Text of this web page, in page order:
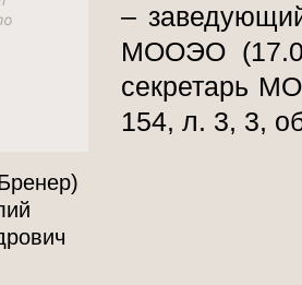
–
МООЭО
секретарь
154, л. 3, 3,